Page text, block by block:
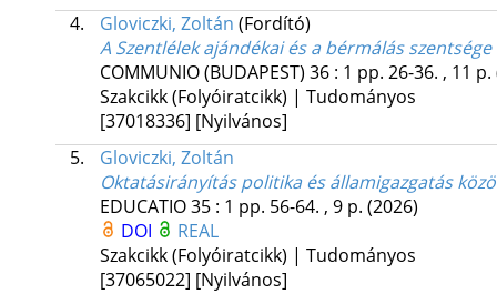
4.
Gloviczki, Zoltán (Fordító)
A Szentlélek ajándékai és a bérmálás szentsége
COMMUNIO (BUDAPEST) 36: 1 pp. 26-36. , 11 p.
Szakcikk (Folyóiratcikk) | Tudományos
[37018336] [Nyilvános]
5.
Gloviczki, Zoltán
Oktatásirányítás politika és államigazgatás
EDUCATIO35: 1 pp. 56-64. , 9 p. (2026)
DOI
REAL
Szakcikk (Folyóiratcikk) | Tudományos
[37065022] [Nyilvános]